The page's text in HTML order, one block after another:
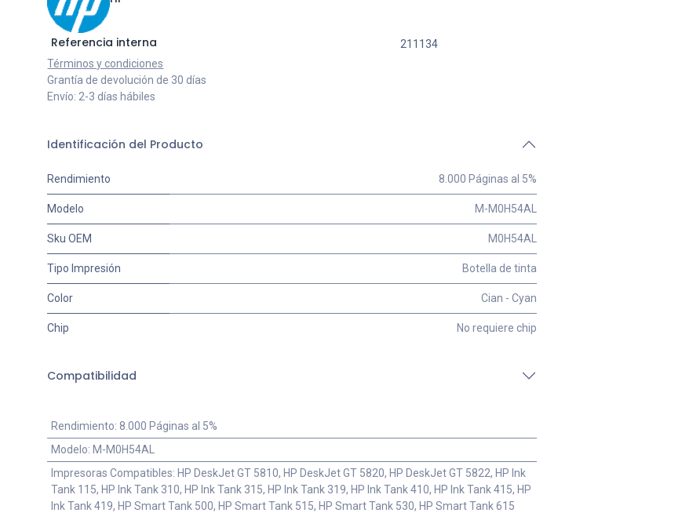
Referencia interna
211134
Términos y condiciones
Grantía de devolución de 30 días
Envío: 2-3 días hábiles
Identificación del Producto
Rendimiento 8.000 Páginas al 5%
Modelo M-M0H54AL
Sku OEM M0H54AL
Tipo Impresión Botella de tinta
Color Cian - Cyan
Chip No requiere chip
Compatibilidad
Rendimiento: 8.000 Páginas al 5%
Modelo: M-M0H54AL
Impresoras Compatibles: HP DeskJet GT 5810, HP DeskJet GT 5820, HP DeskJet GT 5822, HP Ink
Tank 115, HP Ink Tank 310, HP Ink Tank 315, HP Ink Tank 319, HP Ink Tank 410, HP Ink Tank 415, HP
Ink Tank 419, HP Smart Tank 500, HP Smart Tank 515, HP Smart Tank 530, HP Smart Tank 615